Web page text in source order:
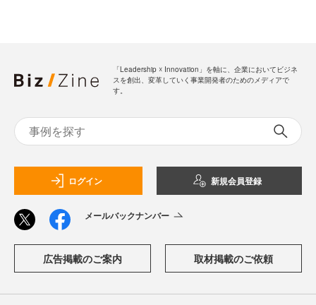
「Leadership ☓ Innovation」を軸に、企業においてビジネ
スを創出、変革していく事業開発者のためのメディアで
す。
ログイン 新規会員登録
メールバックナンバー
広告掲載のご案内 取材掲載のご依頼